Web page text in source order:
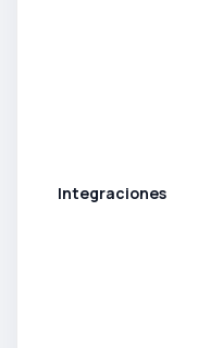
Integraciones